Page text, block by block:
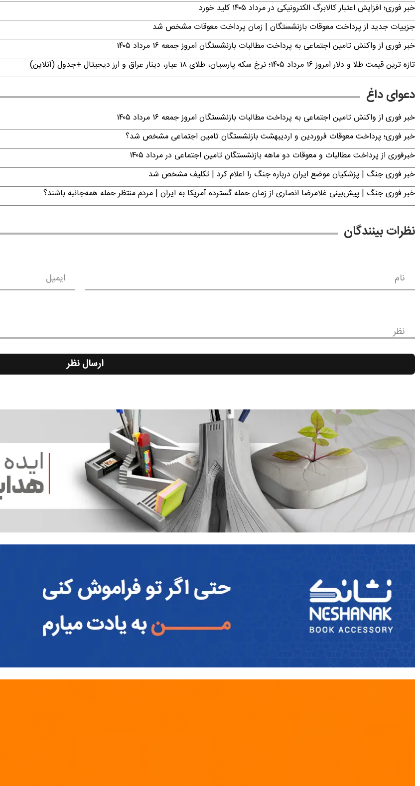
خبر فوری؛ افزایش اعتبار کالابرگ الکترونیکی در مرداد ۱۴۰۵ کلید خورد
جزییات جدید از پرداخت معوقات بازنشستگان | زمان پرداخت معوقات مشخص شد
خبر فوری از واکنش تامین اجتماعی به پرداخت مطالبات بازنشستگان امروز جمعه ۱۶ مرداد ۱۴۰۵
تازه ترین قیمت طلا و دلار امروز ۱۶ مرداد ۱۴۰۵؛ نرخ سکه پارسیان، طلای ۱۸ عیار، دینار عراق و ارز دیجیتال +جدول (آنلاین)
دعوای داغ
خبر فوری از واکنش تامین اجتماعی به پرداخت مطالبات بازنشستگان امروز جمعه ۱۶ مرداد ۱۴۰۵
خبر فوری؛ پرداخت معوقات فروردین و اردیبهشت بازنشستگان تامین اجتماعی مشخص شد؟
خبرفوری از پرداخت مطالبات و معوقات دو ماهه بازنشستگان تامین اجتماعی در مرداد ۱۴۰۵
خبر فوری جنگ | پزشکیان موضع ایران درباره جنگ را اعلام کرد | تکلیف مشخص شد
خبر فوری جنگ | پیش‌بینی غلامرضا انصاری از زمان حمله گسترده آمریکا به ایران | مردم منتظر حمله همه‌جانبه باشند؟
نظرات بینندگان
نام ایمیل
نظر
ارسال نظر